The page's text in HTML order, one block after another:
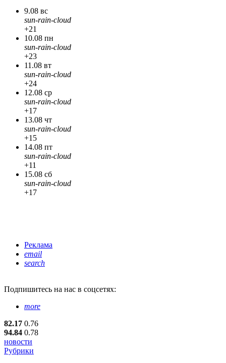
9.08 вс
sun-rain-cloud
+21
10.08 пн
sun-rain-cloud
+23
11.08 вт
sun-rain-cloud
+24
12.08 ср
sun-rain-cloud
+17
13.08 чт
sun-rain-cloud
+15
14.08 пт
sun-rain-cloud
+11
15.08 сб
sun-rain-cloud
+17
Реклама
email
search
Подпишитесь на нас в соцсетях:
more
82.17 0.76
94.84 0.78
новости
Рубрики